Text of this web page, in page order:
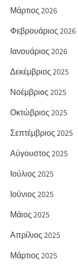
Μάρτιος 2026
Φεβρουάριος 2026
Ιανουάριος 2026
Δεκέμβριος 2025
Νοέμβριος 2025
Οκτώβριος 2025
Σεπτέμβριος 2025
Αύγουστος 2025
Ιούλιος 2025
Ιούνιος 2025
Μάιος 2025
Απρίλιος 2025
Μάρτιος 2025